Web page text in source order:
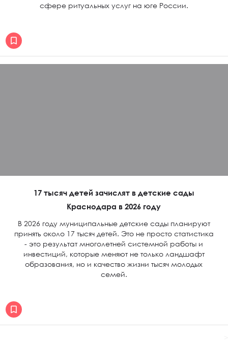
сфере ритуальных услуг на юге России.
17 тысяч детей зачислят в детские сады
Краснодара в 2026 году
В 2026 году муниципальные детские сады планируют
принять около 17 тысяч детей. Это не просто статистика
- это результат многолетней системной работы и
инвестиций, которые меняют не только ландшафт
образования, но и качество жизни тысяч молодых
семей.